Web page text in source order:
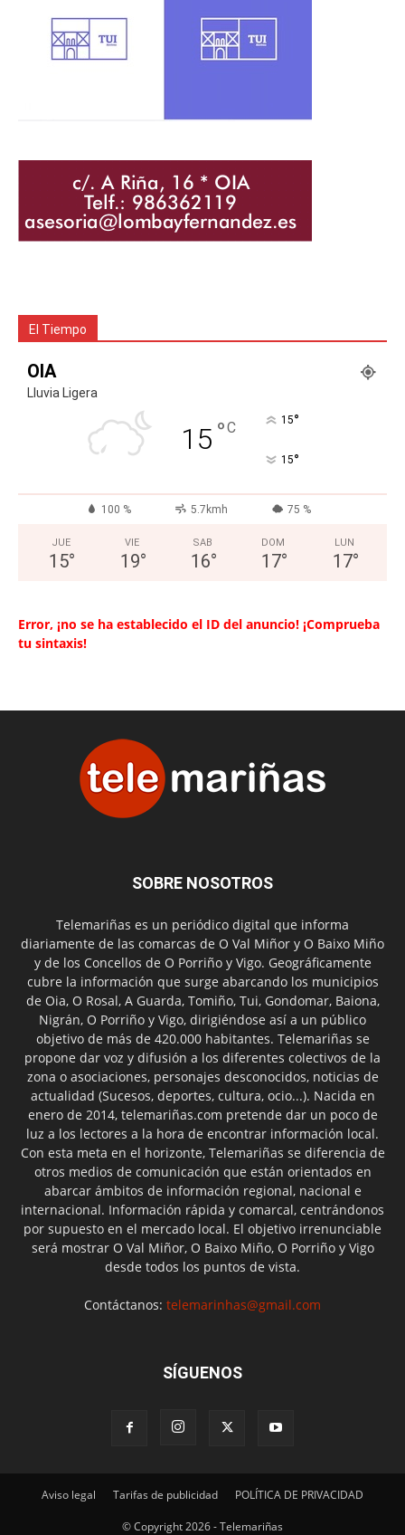
El Tiempo
OIA
Lluvia Ligera
15 °C 15°
15°
100 % 5.7kmh 75 %
JUE
15°
VIE
19°
SAB
16°
DOM
17°
LUN
17°
Error, ¡no se ha establecido el ID del anuncio! ¡Comprueba
tu sintaxis!
SOBRE NOSOTROS
Telemariñas es un periódico digital que informa
diariamente de las comarcas de O Val Miñor y O Baixo Miño
y de los Concellos de O Porriño y Vigo. Geográficamente
cubre la información que surge abarcando los municipios
de Oia, O Rosal, A Guarda, Tomiño, Tui, Gondomar, Baiona,
Nigrán, O Porriño y Vigo, dirigiéndose así a un público
objetivo de más de 420.000 habitantes. Telemariñas se
propone dar voz y difusión a los diferentes colectivos de la
zona o asociaciones, personajes desconocidos, noticias de
actualidad (Sucesos, deportes, cultura, ocio...). Nacida en
enero de 2014, telemariñas.com pretende dar un poco de
luz a los lectores a la hora de encontrar información local.
Con esta meta en el horizonte, Telemariñas se diferencia de
otros medios de comunicación que están orientados en
abarcar ámbitos de información regional, nacional e
internacional. Información rápida y comarcal, centrándonos
por supuesto en el mercado local. El objetivo irrenunciable
será mostrar O Val Miñor, O Baixo Miño, O Porriño y Vigo
desde todos los puntos de vista.
Contáctanos: telemarinhas@gmail.com
SÍGUENOS
Aviso legal Tarifas de publicidad POLÍTICA DE PRIVACIDAD
© Copyright 2026 - Telemariñas